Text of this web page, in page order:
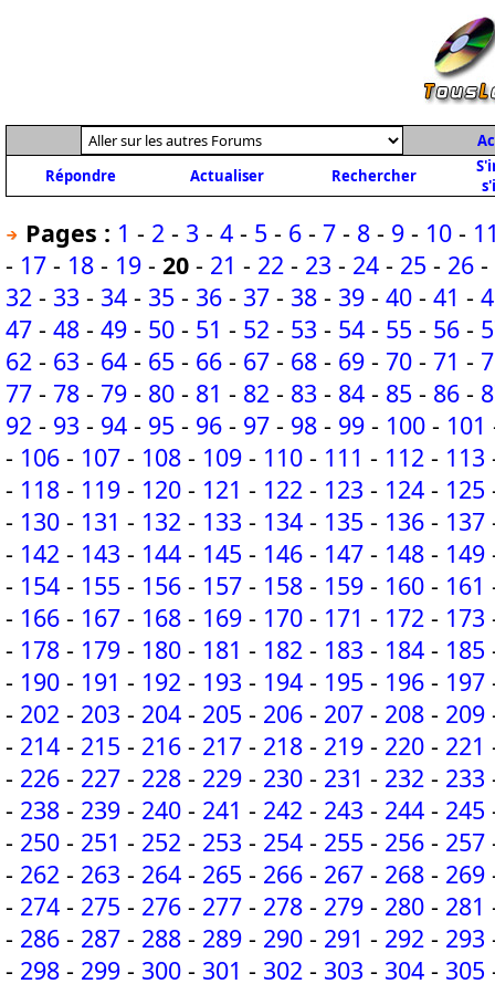
Répondre
Actualiser Rechercher
Pages : 1 - 2 - 3 - 4 - 5 - 6 - 7 - 8 - 9 - 10 -
- 17 - 18 - 19 - 20 - 21 - 22 - 23 - 24 - 25 - 26 -
32 - 33 - 34 - 35 - 36 - 37 - 38 - 39 - 40 - 41 -
47 - 48 - 49 - 50 - 51 - 52 - 53 - 54 - 55 - 56 -
62 - 63 - 64 - 65 - 66 - 67 - 68 - 69 - 70 - 71 -
77 - 78 - 79 - 80 - 81 - 82 - 83 - 84 - 85 - 86 -
92 - 93 - 94 - 95 - 96 - 97 - 98 - 99 - 100 - 101
- 106 - 107 - 108 - 109 - 110 - 111 - 112 - 113
- 118 - 119 - 120 - 121 - 122 - 123 - 124 - 125
- 130 - 131 - 132 - 133 - 134 - 135 - 136 - 137
- 142 - 143 - 144 - 145 - 146 - 147 - 148 - 149
- 154 - 155 - 156 - 157 - 158 - 159 - 160 - 161
- 166 - 167 - 168 - 169 - 170 - 171 - 172 - 173
- 178 - 179 - 180 - 181 - 182 - 183 - 184 - 185
- 190 - 191 - 192 - 193 - 194 - 195 - 196 - 197
- 202 - 203 - 204 - 205 - 206 - 207 - 208 - 209
- 214 - 215 - 216 - 217 - 218 - 219 - 220 - 221
- 226 - 227 - 228 - 229 - 230 - 231 - 232 - 233
- 238 - 239 - 240 - 241 - 242 - 243 - 244 - 245
- 250 - 251 - 252 - 253 - 254 - 255 - 256 - 257
- 262 - 263 - 264 - 265 - 266 - 267 - 268 - 269
- 274 - 275 - 276 - 277 - 278 - 279 - 280 - 281
- 286 - 287 - 288 - 289 - 290 - 291 - 292 - 293
- 298 - 299 - 300 - 301 - 302 - 303 - 304 - 305